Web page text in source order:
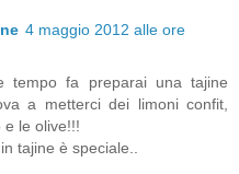
4 maggio 2012 alle ore
tempo fa preparai una tajine
a metterci dei limoni confit,
e le olive!!!
tajine è speciale..